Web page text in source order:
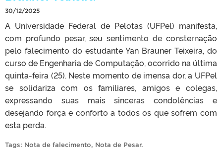
30/12/2025
A Universidade Federal de Pelotas (UFPel) manifesta,
com profundo pesar, seu sentimento de consternação
pelo falecimento do estudante Yan Brauner Teixeira, do
curso de Engenharia de Computação, ocorrido na última
quinta-feira (25). Neste momento de imensa dor, a UFPel
se solidariza com os familiares, amigos e colegas,
expressando suas mais sinceras condolências e
desejando força e conforto a todos os que sofrem com
esta perda.
Tags: Nota de falecimento, Nota de Pesar.